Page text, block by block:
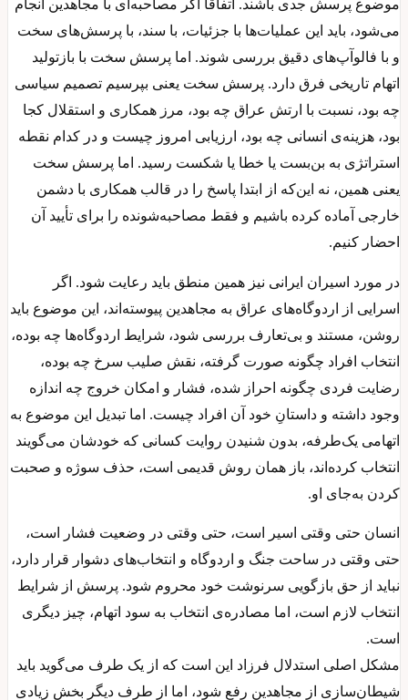
موضوع پرسش جدی باشند. اتفاقاً اگر مصاحبه‌ای با مجاهدین انجام
می‌شود، باید این عملیات‌ها با جزئیات، با سند، با پرسش‌های سخت
و با فالوآپ‌های دقیق بررسی شوند. اما پرسش سخت با بازتولید
اتهام تاریخی فرق دارد. پرسش سخت یعنی بپرسیم تصمیم سیاسی
چه بود، نسبت با ارتش عراق چه بود، مرز همکاری و استقلال کجا
بود، هزینه‌ی انسانی چه بود، ارزیابی امروز چیست و در کدام نقطه
استراتژی به بن‌بست یا خطا یا شکست رسید. اما پرسش سخت
یعنی همین، نه این‌که از ابتدا پاسخ را در قالب همکاری با دشمن
خارجی آماده کرده باشیم و فقط مصاحبه‌شونده را برای تأیید آن
احضار کنیم.
در مورد اسیران ایرانی نیز همین منطق باید رعایت شود. اگر
اسرایی از اردوگاه‌های عراق به مجاهدین پیوسته‌اند، این موضوع باید
روشن، مستند و بی‌تعارف بررسی شود، شرایط اردوگاه‌ها چه بوده،
انتخاب افراد چگونه صورت گرفته، نقش صلیب سرخ چه بوده،
رضایت فردی چگونه احراز شده، فشار و امکان خروج چه اندازه
وجود داشته و داستانِ خود آن افراد چیست. اما تبدیل این موضوع به
اتهامی یک‌طرفه، بدون شنیدن روایت کسانی که خودشان می‌گویند
انتخاب کرده‌اند، باز همان روش قدیمی است، حذف سوژه‌ و صحبت
کردن به‌جای او.
انسان حتی وقتی اسیر است، حتی وقتی در وضعیت فشار است،
حتی وقتی در ساحت جنگ و اردوگاه و انتخاب‌های دشوار قرار دارد،
نباید از حق بازگویی سرنوشت خود محروم شود. پرسش از شرایط
انتخاب لازم است، اما مصادره‌ی انتخاب به سود اتهام، چیز دیگری
است.
مشکل اصلی استدلال فرزاد این است که از یک طرف می‌گوید باید
شیطان‌سازی از مجاهدین رفع شود، اما از طرف دیگر بخش زیادی